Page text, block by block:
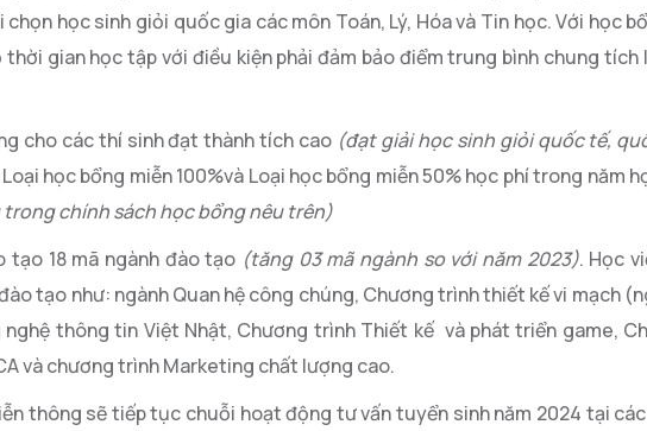
học sinh giỏi quốc gia các môn Toán, Lý, Hóa và Tin học. Với học
gian học tập với điều kiện phải đảm bảo điểm trung bình chung tích
cho các thí sinh đạt thành tích cao (đạt giải học sinh giỏi quốc tế,
học bổng miễn 100%và Loại học bổng miễn 50% học phítrong năm
chính sách học bổng nêu trên)
tạo 18 mã ngành đào tạo (tăng 03 mã ngành so với năm 2023). Học
tạo như: ngành Quan hệ công chúng, Chương trình thiết kế vi mạch
thông tin Việt Nhật, Chương trình Thiết kế và phát triển game,
và chương trình Marketing chất lượng cao.
thông sẽ tiếp tục chuỗi hoạt động tư vấn tuyển sinh năm 2024 tại